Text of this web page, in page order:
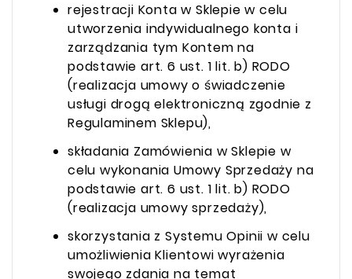
rejestracji Konta w Sklepie w celu
utworzenia indywidualnego konta i
zarządzania tym Kontem na
podstawie art. 6 ust. 1 lit. b) RODO
(realizacja umowy o świadczenie
usługi drogą elektroniczną zgodnie z
Regulaminem Sklepu),
składania Zamówienia w Sklepie w
celu wykonania Umowy Sprzedaży na
podstawie art. 6 ust. 1 lit. b) RODO
(realizacja umowy sprzedaży),
skorzystania z Systemu Opinii w celu
umożliwienia Klientowi wyrażenia
swojego zdania na temat